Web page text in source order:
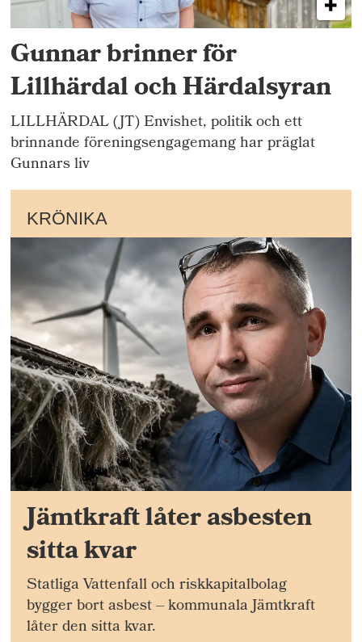
Gunnar brinner för
Lillhärdal och Härdalsyran
LILLHÄRDAL (JT) Envishet, politik och ett
brinnande föreningsengagemang har präglat
Gunnars liv
KRÖNIKA
Jämtkraft låter asbesten
sitta kvar
Statliga Vattenfall och riskkapitalbolag
bygger bort asbest – kommunala Jämtkraft
låter den sitta kvar.